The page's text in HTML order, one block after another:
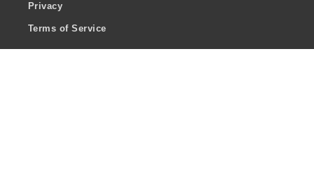
Privacy
Terms of Service